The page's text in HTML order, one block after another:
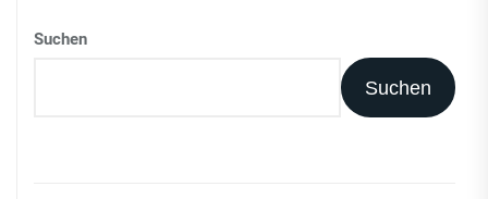
Suchen
Suchen